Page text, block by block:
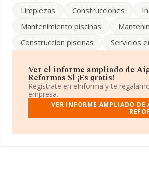
En cuanto a los beneficios, la empresa
La sociedadAiguanet Construcciones
situada en Calle Del Calvari núm. 3 4,
En relación con el sector y disponiendo
nivel nacional la facturación asciende a
promedio de la facturación entre todas
con el fin de ampliar la información
empleados es de 2. La media de
Limpiezas Construcciones
Mantenimiento piscinas
Construccion piscinas
Servicios
Ver el informe ampliado de
Reformas Sl ¡Es gratis!
Regístrate en eInforma y te
empresa.
VER INFORME AMPLIADO DE